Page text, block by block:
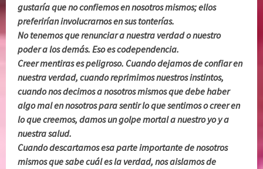
gustaría que no confiemos en nosotros mismos; ellos
preferirían involucrarnos en sus tonterías.
No tenemos que renunciar a nuestra verdad o nuestro
poder a los demás. Eso es codependencia.
Creer mentiras es peligroso. Cuando dejamos de confiar en
nuestra verdad, cuando reprimimos nuestros instintos,
cuando nos decimos a nosotros mismos que debe haber
algo mal en nosotros para sentir lo que sentimos o creer en
lo que creemos, damos un golpe mortal a nuestro yo y a
nuestra salud.
Cuando descartamos esa parte importante de nosotros
mismos que sabe cuál es la verdad, nos aislamos de